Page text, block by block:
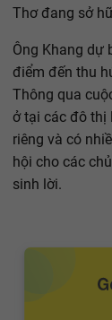
Thơ đang sở
Ông Khang dự
điểm đến thu
Thông qua
ở tại các đô thị
riêng và có
hội cho các
sinh lời.